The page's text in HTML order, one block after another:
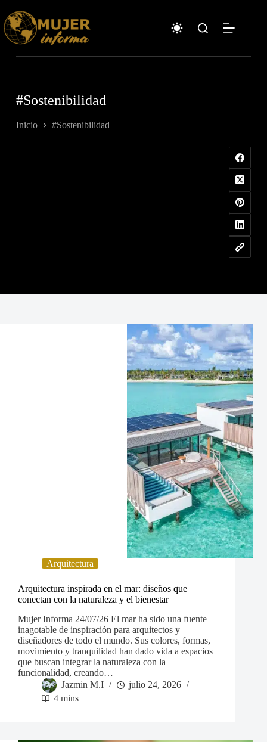
contenido
#Sostenibilidad
Inicio #Sostenibilidad
Arquitectura
Arquitectura inspirada en el mar: diseños que
conectan con la naturaleza y el bienestar
Mujer Informa 24/07/26 El mar ha sido una fuente
inagotable de inspiración para arquitectos y
diseñadores de todo el mundo. Sus colores, formas,
movimiento y tranquilidad han dado vida a espacios
que buscan integrar la naturaleza con la
funcionalidad, creando…
Jazmin M.I
julio 24, 2026
4 mins